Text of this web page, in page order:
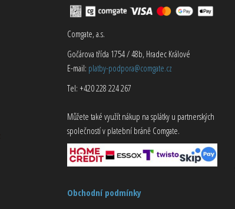
Comgate, a.s.
Gočárova třída 1754 / 48b, Hradec Králové
E-mail: platby-podpora@comgate.cz
Tel: +420 228 224 267
Můžete také využít nákup na splátky u partnerských
společností v platební bráně Comgate.
Obchodní podmínky